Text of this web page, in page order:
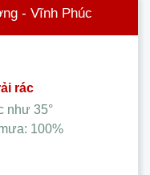
- Vĩnh Phúc
rải rác
như 35°
100%